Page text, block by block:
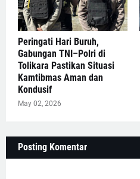
Peringati Hari Buruh,
Gabungan TNI–Polri di
Tolikara Pastikan Situasi
Kamtibmas Aman dan
Kondusif
May 02, 2026
Posting Komentar